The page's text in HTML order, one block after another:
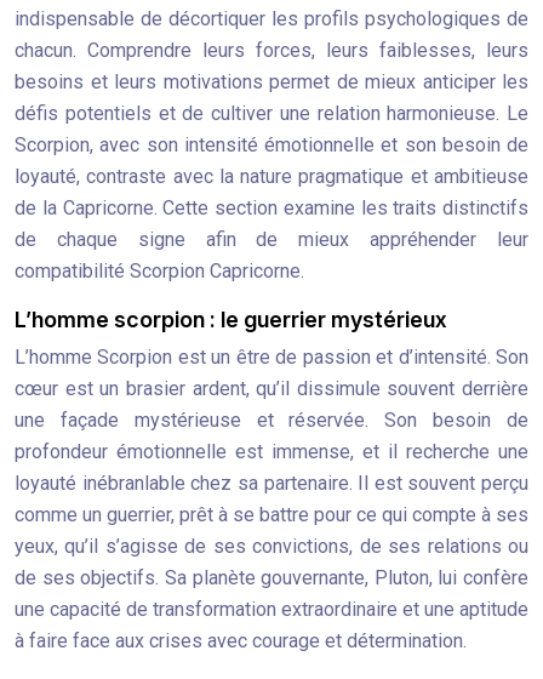
indispensable de décortiquer les profils psychologiques de
chacun. Comprendre leurs forces, leurs faiblesses, leurs
besoins et leurs motivations permet de mieux anticiper les
défis potentiels et de cultiver une relation harmonieuse. Le
Scorpion, avec son intensité émotionnelle et son besoin de
loyauté, contraste avec la nature pragmatique et ambitieuse
de la Capricorne. Cette section examine les traits distinctifs
de chaque signe afin de mieux appréhender leur
compatibilité Scorpion Capricorne.
L’homme scorpion : le guerrier mystérieux
L’homme Scorpion est un être de passion et d’intensité. Son
cœur est un brasier ardent, qu’il dissimule souvent derrière
une façade mystérieuse et réservée. Son besoin de
profondeur émotionnelle est immense, et il recherche une
loyauté inébranlable chez sa partenaire. Il est souvent perçu
comme un guerrier, prêt à se battre pour ce qui compte à ses
yeux, qu’il s’agisse de ses convictions, de ses relations ou
de ses objectifs. Sa planète gouvernante, Pluton, lui confère
une capacité de transformation extraordinaire et une aptitude
à faire face aux crises avec courage et détermination.